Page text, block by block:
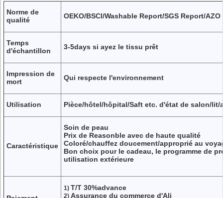
Norme de
qualité
OEKO/BSCI/Washable Report/SGS Report/
Temps
d'échantillon
3-5days si ayez le tissu prêt
Impression de
mort
Qui respecte l'environnement
Utilisation Pièce/hôtel/hôpital/Saft etc. d'état de salon/lit/
Caractéristique
Soin de peau
Prix de Reasonble avec de haute qualité
Coloré/chauffez doucement/approprié au
Bon choix pour le cadeau, le programme de
utilisation extérieure
1) T/T 30%advance
2) Assurance du commerce d'Ali